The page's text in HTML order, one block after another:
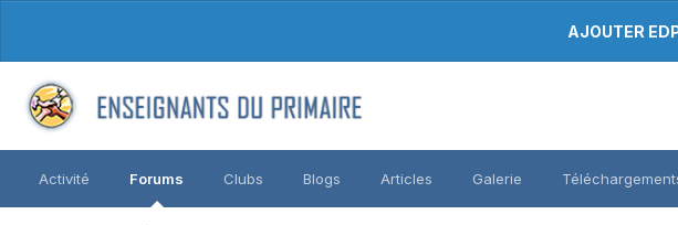
AJOUTER
Activité Forums Clubs Blogs Articles Galerie